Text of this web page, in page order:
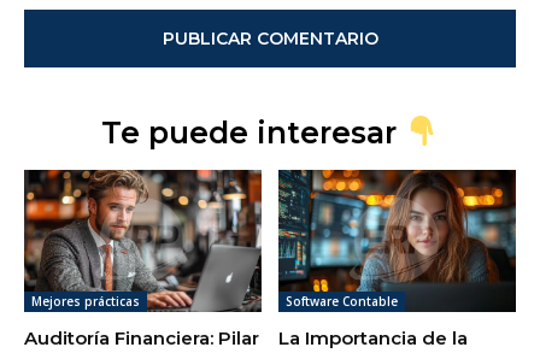
Te puede interesar
Mejores prácticas
Auditoría Financiera: Pilar
Software Contable
La Importancia de la